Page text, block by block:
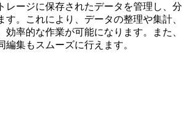
レージに保存されたデータを管理し、分
す。これにより、データの整理や集計、
効率的な作業が可能になります。また、
編集もスムーズに行えます。